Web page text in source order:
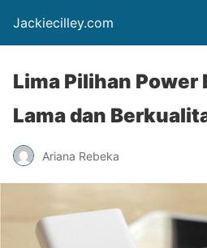
Jackiecilley.com
Lima Pilihan Power
Lama dan
Ariana Rebeka